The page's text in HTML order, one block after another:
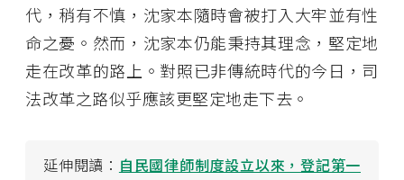
代，稍有不慎，沈家本隨時會被打入大牢並有性
命之憂。然而，沈家本仍能秉持其理念，堅定地
走在改革的路上。對照已非傳統時代的今日，司
法改革之路似乎應該更堅定地走下去。
延伸閱讀： 自民國律師制度設立以來，登記第一